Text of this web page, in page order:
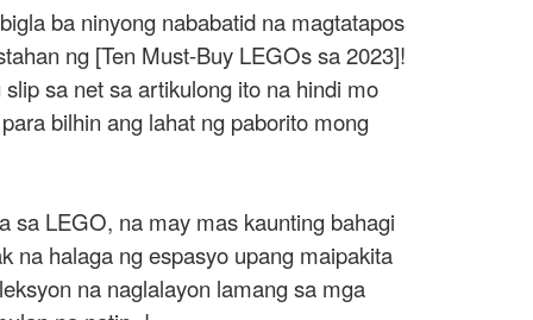
ba ninyong nababatid na magtatapos
ng [Ten Must-Buy LEGOs sa 2023]!
sa net sa artikulong ito na hindi mo
bilhin ang lahat ng paborito mong
sa LEGO, na may mas kaunting bahagi
na halaga ng espasyo upang maipakita
na naglalayon lamang sa mga